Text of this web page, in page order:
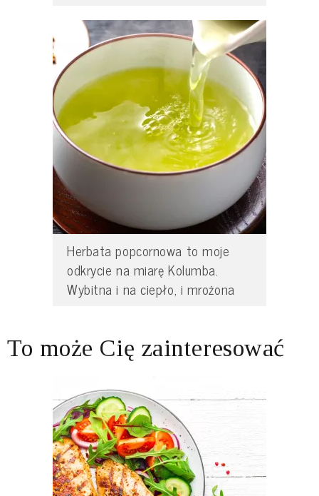
Herbata popcornowa to moje
odkrycie na miarę Kolumba.
Wybitna i na ciepło, i mrożona
To może Cię zainteresować